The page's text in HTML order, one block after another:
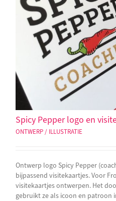
Spicy Pepper logo en
ONTWERP / ILLUSTRATIE
Ontwerp logo Spicy Pepper
bijpassend visitekaartjes. Voor
visitekaartjes ontwerpen. Het
gebruikt ze als icoon en patroon